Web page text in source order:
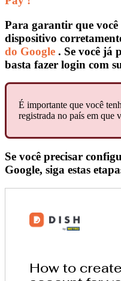
Para garantir que você
dispositivo
do Google . Se você já
basta fazer login com
É importante que você
registrada no país em que
Se você precisar
Google, siga estas